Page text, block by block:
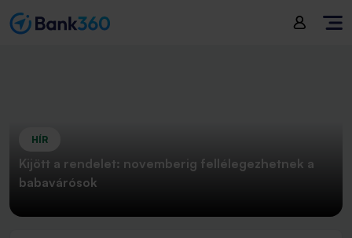
HÍR
Kijött a rendelet: novemberig fellélegezhetnek a
babavárósok